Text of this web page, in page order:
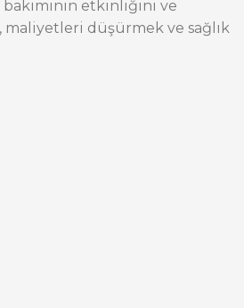
etkinliğini ve
düşürmek ve sağlık